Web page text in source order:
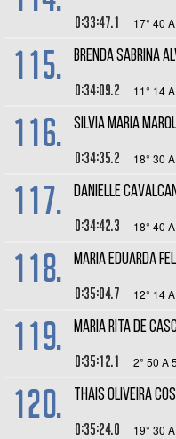
0:33:47.1 17° 40
115. BRENDA SABRINA
0:34:09.2 11° 14
116. SILVIA MARIA
0:34:35.2 18° 30
117. DANIELLE
0:34:42.3 18° 40
118. MARIA EDUARDA
0:35:04.7 12° 14
119. MARIA RITA DE
0:35:12.1 2° 50 A
120. THAIS OLIVEIRA
0:35:24.0 19° 30